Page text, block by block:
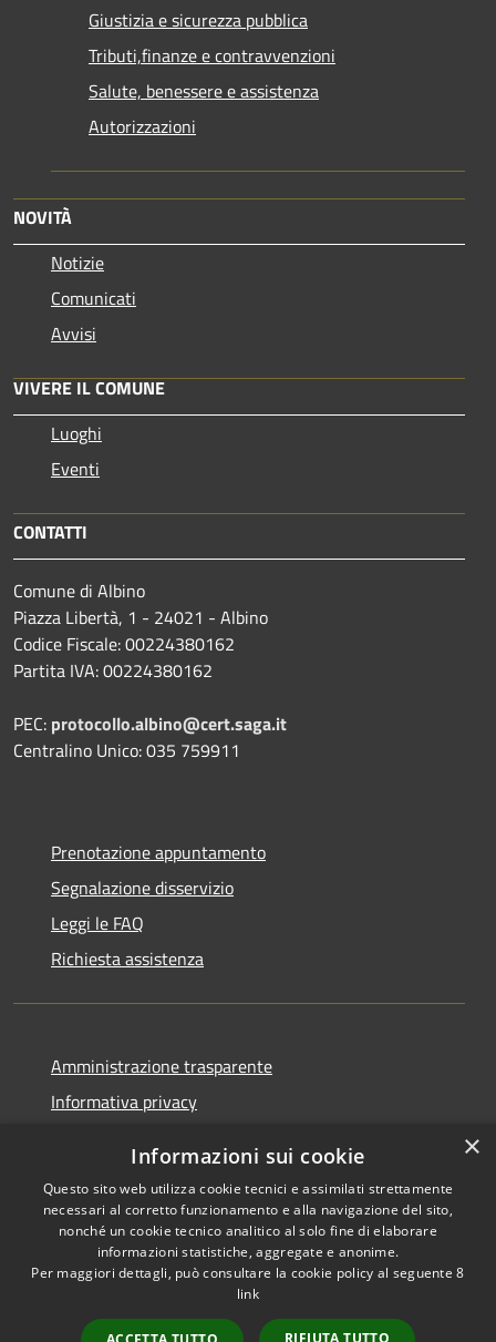
Giustizia e sicurezza pubblica
Tributi,finanze e contravvenzioni
Salute, benessere e assistenza
Autorizzazioni
NOVITÀ
Notizie
Comunicati
Avvisi
VIVERE IL COMUNE
Luoghi
Eventi
CONTATTI
Comune di Albino
Piazza Libertà, 1 - 24021 - Albino
Codice Fiscale: 00224380162
Partita IVA: 00224380162
PEC: protocollo.albino@cert.saga.it
Centralino Unico: 035 759911
Prenotazione appuntamento
Segnalazione disservizio
Leggi le FAQ
Richiesta assistenza
Amministrazione trasparente
Informativa privacy
Dichiarazione di accessibilità
RSS
Copyright © 2026 • Comune di
×
Informazioni sui cookie
Questo sito web utilizza cookie tecnici e assimilati strettamente
necessari al corretto funzionamento e alla navigazione del sito,
nonché un cookie tecnico analitico al solo fine di elaborare
informazioni statistiche, aggregate e anonime.
Per maggiori dettagli, può consultare la cookie policy al seguente8
link
RIFIUTA TUTTO